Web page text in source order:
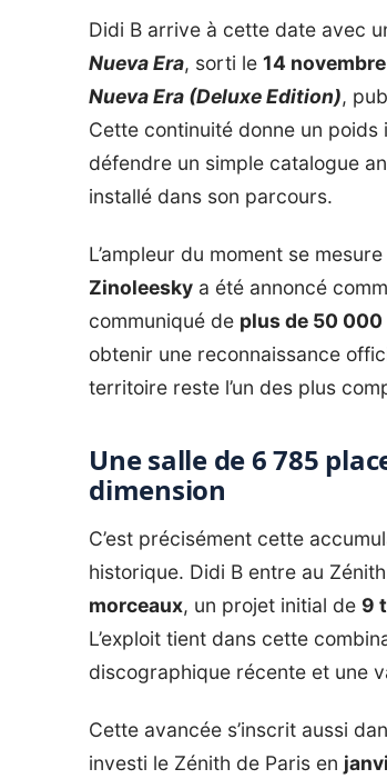
Didi B arrive à cette date avec
Nueva Era, sorti le 14
Nueva Era (Deluxe Edition),
Cette continuité donne un
défendre un simple catalogue
installé dans son parcours.
L’ampleur du moment se
Zinoleesky a été annoncé
communiqué de plus de 50
obtenir une reconnaissance
territoire reste l’un des plus
Une salle de 6 785
dimension
C’est précisément cette
historique. Didi B entre au
morceaux, un projet initial de 9
L’exploit tient dans cette
discographique récente et une
Cette avancée s’inscrit aussi
investi le Zénith de Paris en